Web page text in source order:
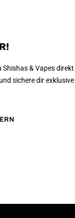
& Vapes direkt
sichere dir exklusive